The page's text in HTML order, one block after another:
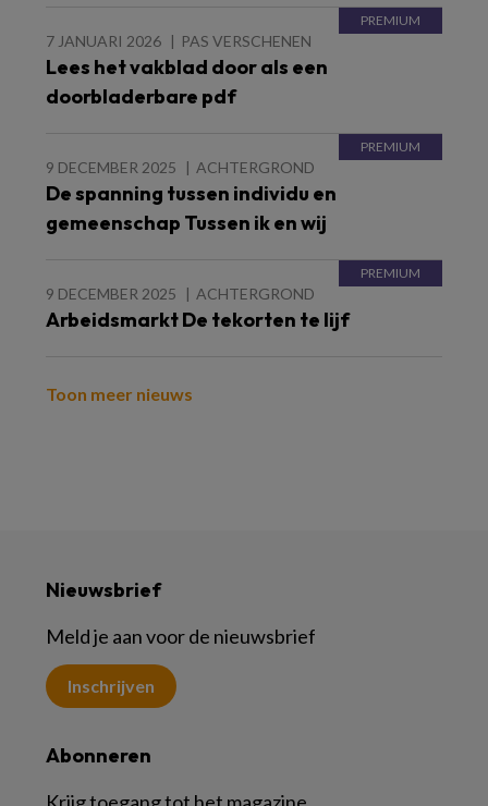
7 JANUARI 2026 PAS VERSCHENEN
Lees het vakblad door als een
doorbladerbare pdf
9 DECEMBER 2025 ACHTERGROND
De spanning tussen individu en
gemeenschap Tussen ik en wij
9 DECEMBER 2025 ACHTERGROND
Arbeidsmarkt De tekorten te lijf
Toon meer nieuws
Nieuwsbrief
Meld je aan voor de nieuwsbrief
Inschrijven
Abonneren